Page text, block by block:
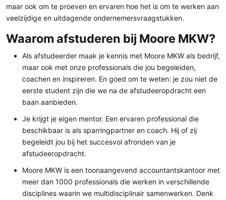
maar ook om te proeven en ervaren hoe het is om te werken aan
veelzijdige en uitdagende ondernemersvraagstukken.
Waarom afstuderen bij Moore MKW?
Als afstudeerder maak je kennis met Moore MKW als bedrijf,
maar ook met onze professionals die jou begeleiden,
coachen en inspireren. En goed om te weten: je zou niet de
eerste student zijn die we na de afstudeeropdracht een
baan aanbieden.
Je krijgt je eigen mentor. Een ervaren professional die
beschikbaar is als sparringpartner en coach. Hij of zij
begeleidt jou bij het succesvol afronden van je
afstudeeropdracht.
Moore MKW is een toonaangevend accountantskantoor met
meer dan 1000 professionals die werken in verschillende
disciplines waarin we multidisciplinair samenwerken. Denk